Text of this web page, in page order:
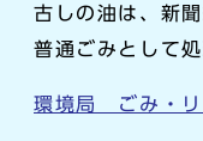
古しの油は、新
普通ごみとして
環境局 ごみ・リ